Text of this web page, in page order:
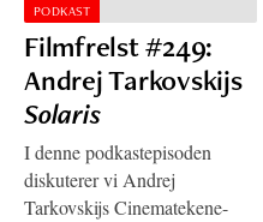
PODKAST
Filmfrelst #249:
Andrej Tarkovskijs
Solaris
I denne podkastepisoden
diskuterer vi Andrej
Tarkovskijs Cinematekene-